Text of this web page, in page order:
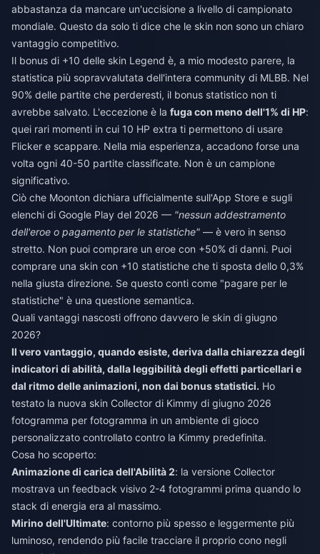
abbastanza da mancare un'uccisione a livello di campionato
mondiale. Questo da solo ti dice che le skin non sono un chiaro
vantaggio competitivo.
Il bonus di +10 delle skin Legend è, a mio modesto parere, la
statistica più sopravvalutata dell'intera community di MLBB. Nel
90% delle partite che perderesti, il bonus statistico non ti
avrebbe salvato. L'eccezione è la fuga con meno dell'1% di HP:
quei rari momenti in cui 10 HP extra ti permettono di usare
Flicker e scappare. Nella mia esperienza, accadono forse una
volta ogni 40-50 partite classificate. Non è un campione
significativo.
Ciò che Moonton dichiara ufficialmente sull'App Store e sugli
elenchi di Google Play del 2026 — "nessun addestramento
dell'eroe o pagamento per le statistiche" — è vero in senso
stretto. Non puoi comprare un eroe con +50% di danni. Puoi
comprare una skin con +10 statistiche che ti sposta dello 0,3%
nella giusta direzione. Se questo conti come "pagare per le
statistiche" è una questione semantica.
Quali vantaggi nascosti offrono davvero le skin di giugno
2026?
Il vero vantaggio, quando esiste, deriva dalla chiarezza degli
indicatori di abilità, dalla leggibilità degli effetti particellari e
dal ritmo delle animazioni, non dai bonus statistici. Ho
testato la nuova skin Collector di Kimmy di giugno 2026
fotogramma per fotogramma in un ambiente di gioco
personalizzato controllato contro la Kimmy predefinita.
Cosa ho scoperto:
Animazione di carica dell'Abilità 2: la versione Collector
mostrava un feedback visivo 2-4 fotogrammi prima quando lo
stack di energia era al massimo.
Mirino dell'Ultimate: contorno più spesso e leggermente più
luminoso, rendendo più facile tracciare il proprio cono negli